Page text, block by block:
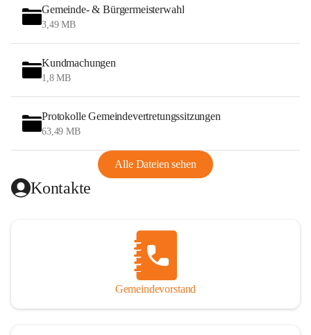
Gemeinde- & Bürgermeisterwahl
3,49 MB
Kundmachungen
1,8 MB
Protokolle Gemeindevertretungssitzungen
63,49 MB
Alle Dateien sehen
Kontakte
Gemeindevorstand